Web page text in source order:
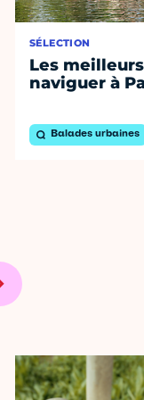
SÉLECTION
Les
naviguer à
Balades urbaines